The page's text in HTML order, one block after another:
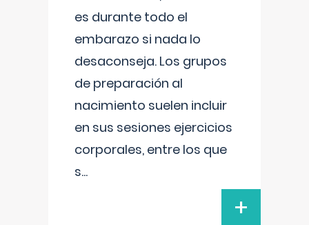
es durante todo el
embarazo si nada lo
desaconseja. Los grupos
de preparación al
nacimiento suelen incluir
en sus sesiones ejercicios
corporales, entre los que
s...
+